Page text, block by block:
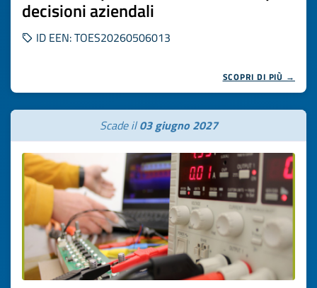
decisioni aziendali
ID EEN: TOES20260506013
SCOPRI DI PIÙ →
Scade il03 giugno 2027